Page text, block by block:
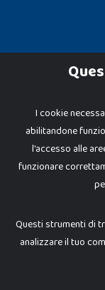
Dadi e Mattoncini è un
espressamente
brand elencati nel
I prezzi e le
negozio.
Giocabene Srl - via della
P.IVA 02608090425 -
I cookie
abilitandone
l'accesso alle
funzionare
Questi strumenti di
analizzare il tuo